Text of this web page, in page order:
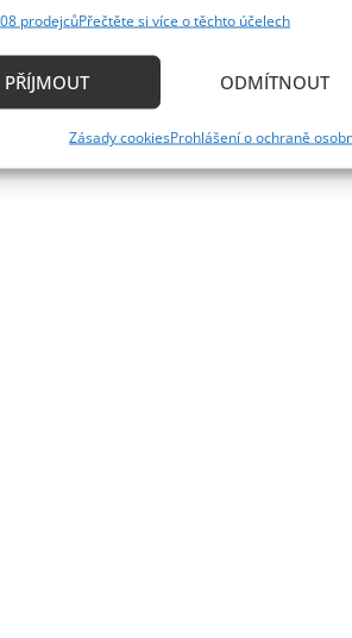
zařízení na základě automaticky přenášených
aktivně požadovaných informací.
prodejcůPřečtěte si více o těchto účelech
PŘÍJMOUT ODMÍTNOUT
Zásady cookiesProhlášení o ochraně